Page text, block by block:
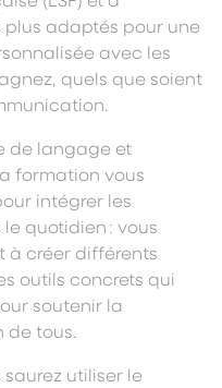
plus adaptés pour une
avec les
quels que soient
de langage et
formation vous
intégrer les
quotidien : vous
à créer différents
outils concrets qui
soutenir la
de tous.
saurez utiliser le